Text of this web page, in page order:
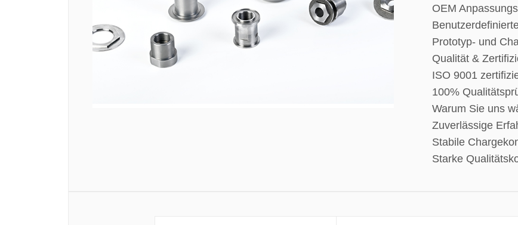
OEM
Prototyp- und
Qualität &
ISO 9001
100%
Warum Sie uns
Zuverlässige
Stabile
Starke